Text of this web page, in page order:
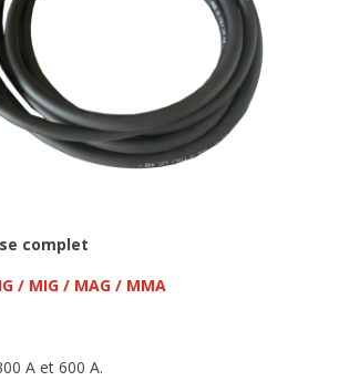
complet
/ MIG / MAG / MMA
A et 600 A.